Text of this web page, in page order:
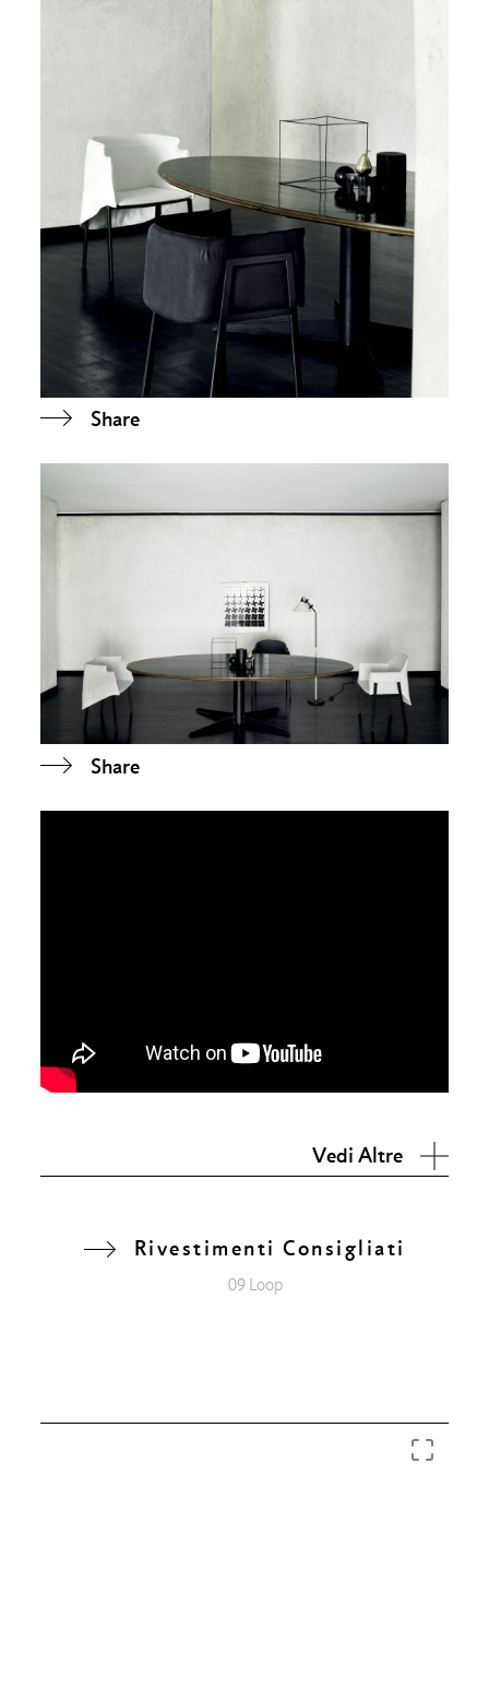
Share
Share
Vedi Altre
Rivestimenti Consigliati
09 Loop